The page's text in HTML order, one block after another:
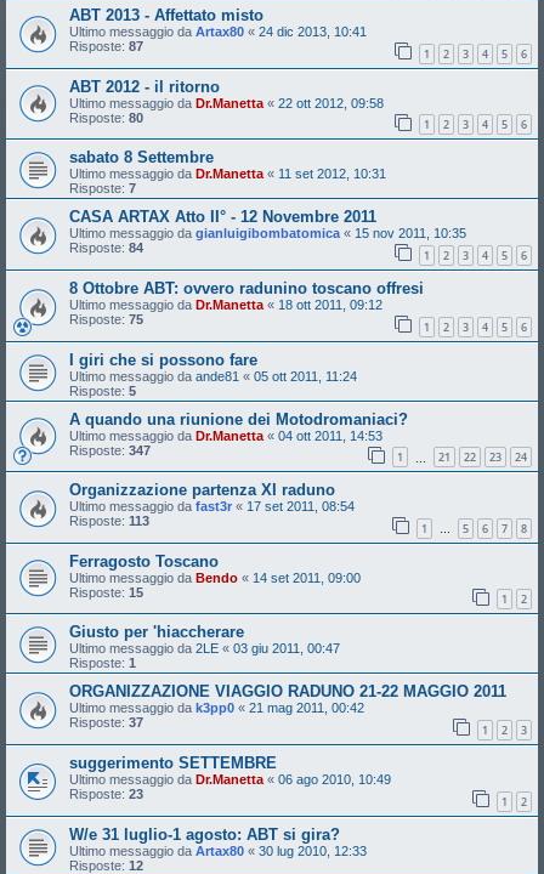
ABT 2013 - Affettato misto
Ultimo messaggio da Artax80 « 24 dic 2013, 10:41
Risposte: 87 1 2 3 4 5 6
ABT 2012 - il ritorno
Ultimo messaggio da Dr.Manetta « 22 ott 2012, 09:58
Risposte: 80 1 2 3 4 5 6
sabato 8 Settembre
Ultimo messaggio da Dr.Manetta « 11 set 2012, 10:31
Risposte: 7
CASA ARTAX Atto II° - 12 Novembre 2011
Ultimo messaggio da gianluigibombatomica « 15 nov 2011, 10:35
Risposte: 84 1 2 3 4 5 6
8 Ottobre ABT: ovvero radunino toscano offresi
Ultimo messaggio da Dr.Manetta « 18 ott 2011, 09:12
Risposte: 75 1 2 3 4 5 6
I giri che si possono fare
Ultimo messaggio da ande81 « 05 ott 2011, 11:24
Risposte: 5
A quando una riunione dei Motodromaniaci?
Ultimo messaggio da Dr.Manetta « 04 ott 2011, 14:53
Risposte: 347 1 21 22 23 24
Organizzazione partenza XI raduno
Ultimo messaggio da fast3r « 17 set 2011, 08:54
Risposte: 113 1 … 5 6 7 8
Ferragosto Toscano
Ultimo messaggio da Bendo « 14 set 2011, 09:00
Risposte: 15 1 2
Giusto per 'hiaccherare
Ultimo messaggio da 2LE « 03 giu 2011, 00:47
Risposte: 1
ORGANIZZAZIONE VIAGGIO RADUNO 21-22 MAGGIO 2011
Ultimo messaggio da k3pp0 « 21 mag 2011, 00:42
Risposte: 37 1 2 3
suggerimento SETTEMBRE
Ultimo messaggio da Dr.Manetta « 06 ago 2010, 10:49
Risposte: 23 1 2
W/e 31 luglio-1 agosto: ABT si gira?
Ultimo messaggio da Artax80 « 30 lug 2010, 12:33
Risposte: 12